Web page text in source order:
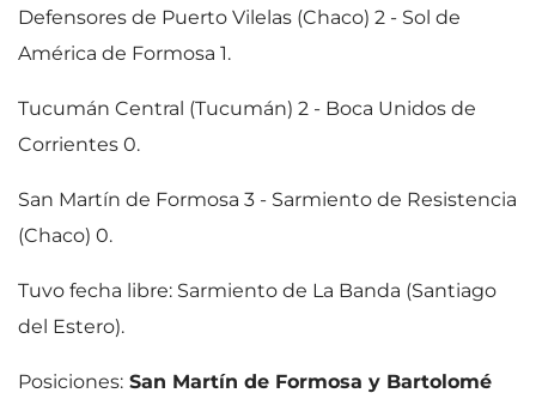
Defensores de Puerto Vilelas (Chaco) 2 - Sol de
América de Formosa 1.
Tucumán Central (Tucumán) 2 - Boca Unidos de
Corrientes 0.
San Martín de Formosa 3 - Sarmiento de Resistencia
(Chaco) 0.
Tuvo fecha libre: Sarmiento de La Banda (Santiago
del Estero).
Posiciones: San Martín de Formosa y Bartolomé